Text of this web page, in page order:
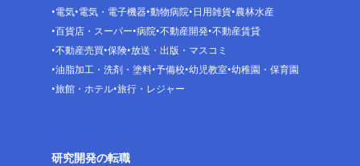
電気 電気・電子機器 動物病院 日用雑貨 農林水産
百貨店・スーパー 病院 不動産開発 不動産賃貸
不動産売買 保険 放送・出版・マスコミ
油脂加工・洗剤・塗料 予備校 幼児教室 幼稚園・保育園
旅館・ホテル 旅行・レジャー
研究開発の転職